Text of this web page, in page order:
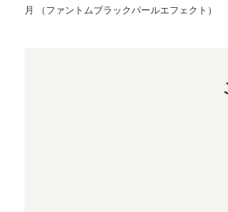
月 （ファントムブラックパールエフェクト）